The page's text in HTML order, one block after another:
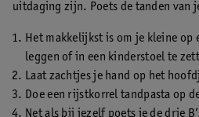
uitdaging zijn. Poets de tanden van
Het makkelijkst is om je kleine op
leggen of in een kinderstoel te
Laat zachtjes je hand op het
Doe een rijstkorrel tandpasta op
Net als bij jezelf poets je de drie